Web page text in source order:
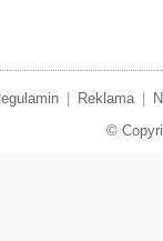
Reklama
©